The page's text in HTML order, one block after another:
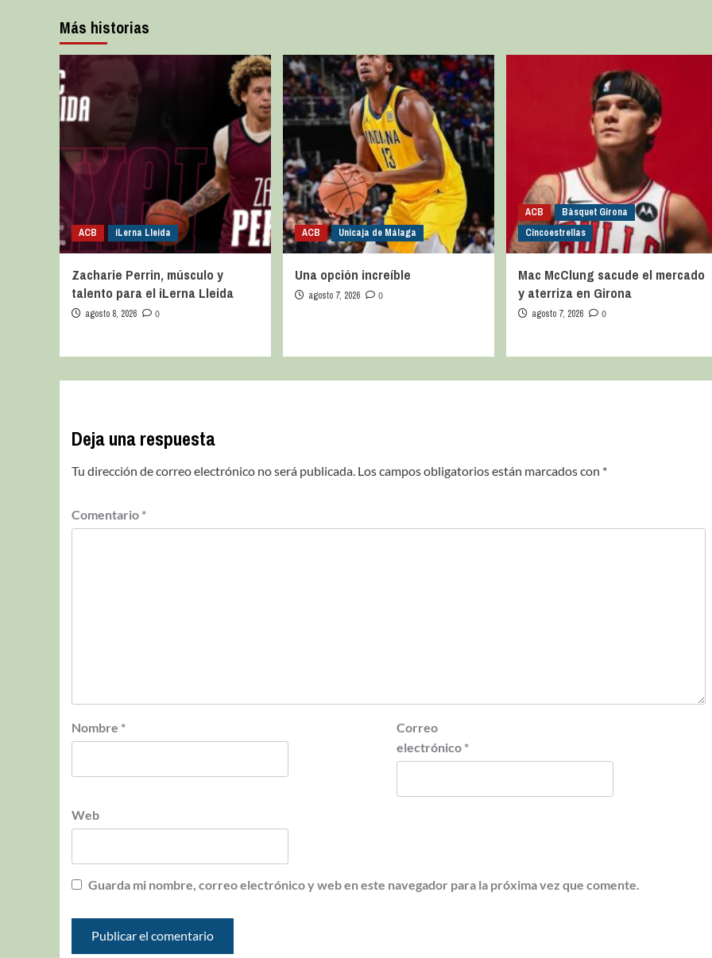
Más historias
ACB iLerna Lleida
Zacharie Perrin, músculo y
talento para el iLerna Lleida
agosto 8, 2026 0
ACB Unicaja de Málaga
Una opción increíble
agosto 7, 2026 0
ACB
Bàsquet Girona
Cincoestrellas
Mac McClung sacude el mercado
y aterriza en Girona
agosto 7, 2026 0
Deja una respuesta
Tu dirección de correo electrónico no será publicada. Los campos obligatorios están marcados con *
Comentario *
Nombre *
Correo
electrónico *
Web
Guarda mi nombre, correo electrónico y web en este navegador para la próxima vez que comente.